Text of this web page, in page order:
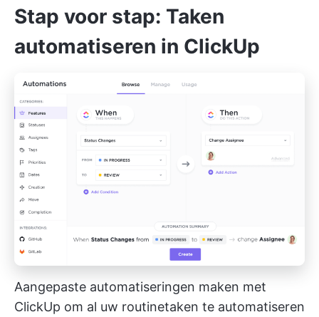
Stap voor stap: Taken
automatiseren in ClickUp
Aangepaste automatiseringen maken met
ClickUp om al uw routinetaken te automatiseren